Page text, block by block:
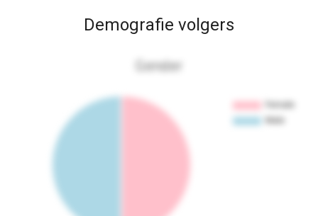
Demografie volgers
Gender